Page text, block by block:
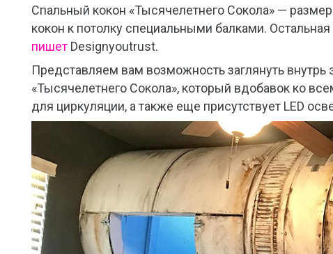
Спальный кокон «Тысячелетнего Сокола» —
кокон к потолку специальными балками.
пишет Designyoutrust.
Представляем вам возможность заглянуть внутрь
«Тысячелетнего Сокола», который вдобавок ко
для циркуляции, а также еще присутствует LED